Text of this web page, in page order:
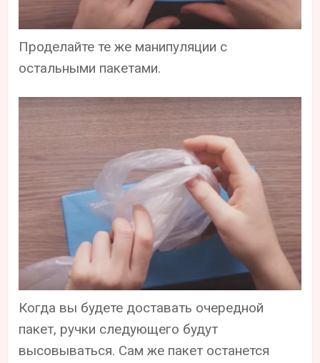
Проделайте те же манипуляции с
остальными пакетами.
Когда вы будете доставать очередной
пакет, ручки следующего будут
высовываться. Сам же пакет останется